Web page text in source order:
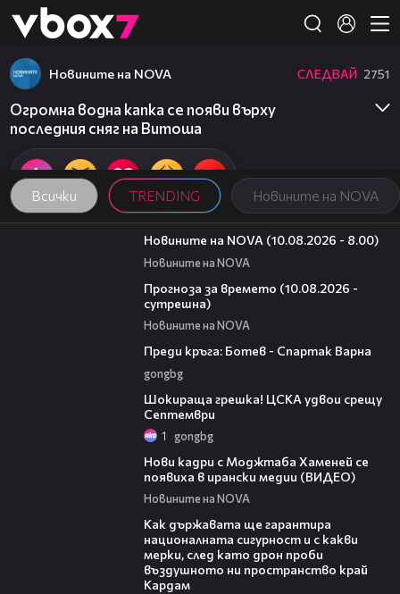
👾
Всички TRENDING Новините на NOVA
Новините на NOVA СЛЕДВАЙ 2751
Огромна водна капка се появи върху
последния сняг на Витоша
05:01
Новините на NOVA (10.08.2026 - 8.00)
Новините на NOVA
Прогноза за времето (10.08.2026 -
сутрешна)
Новините на NOVA
Преди кръга: Ботев - Спартак Варна
gongbg
Шокираща грешка! ЦСКА удвои срещу
Септември
1 gongbg
Нови кадри с Моджтаба Хаменей се
появиха в ирански медии (ВИДЕО)
Новините на NOVA
Как държавата ще гарантира
националната сигурност и с какви
мерки, след като дрон проби
въздушното ни пространство край
Кардам